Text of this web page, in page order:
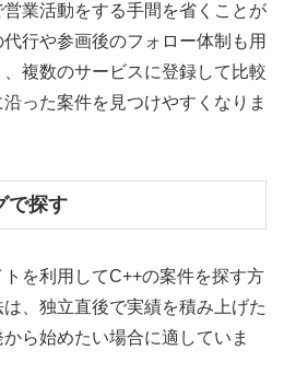
業活動をする手間を省くことが
行や参画後のフォロー体制も用
複数のサービスに登録して比較
った案件を見つけやすくなりま
で探す
を利用してC++の案件を探す方
、独立直後で実績を積み上げた
ら始めたい場合に適していま